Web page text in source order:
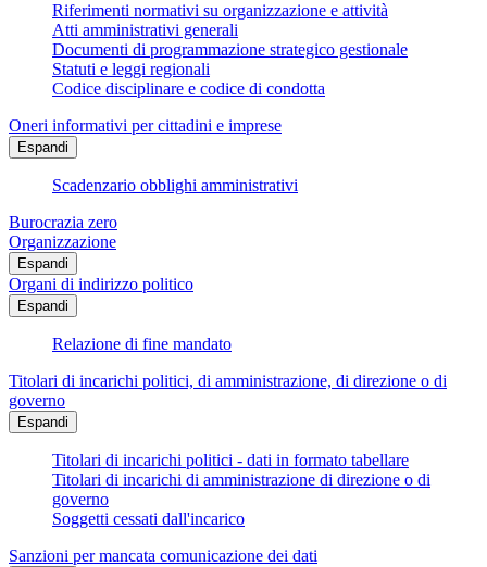
Riferimenti normativi su organizzazione e attività
Atti amministrativi generali
Documenti di programmazione strategico gestionale
Statuti e leggi regionali
Codice disciplinare e codice di condotta
Oneri informativi per cittadini e imprese
Espandi
Scadenzario obblighi amministrativi
Burocrazia zero
Organizzazione
Espandi
Organi di indirizzo politico
Espandi
Relazione di fine mandato
Titolari di incarichi politici, di amministrazione, di direzione o di
governo
Espandi
Titolari di incarichi politici - dati in formato tabellare
Titolari di incarichi di amministrazione di direzione o di
governo
Soggetti cessati dall'incarico
Sanzioni per mancata comunicazione dei dati